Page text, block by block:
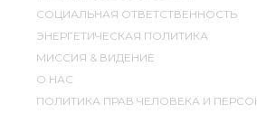
СОЦИАЛЬНАЯ ОТВЕТСТВЕННОСТЬ
ЭНЕРГЕТИЧЕСКАЯ ПОЛИТИКА
МИССИЯ & ВИДЕНИЕ
О НАС
ПОЛИТИКА ПРАВ ЧЕЛОВЕКА И